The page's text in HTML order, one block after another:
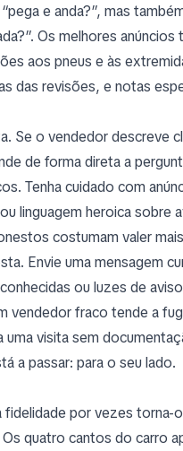
e anda?”, mas
Os melhores
aos pneus e às
das revisões, e notas
Se o vendedor descreve
de forma direta a
Tenha cuidado com
linguagem heroica sobre
costumam valer
Envie uma mensagem
ou luzes de
vendedor fraco tende a
visita sem
a passar: para o seu lado.
por vezes torna-
quatro cantos do carro